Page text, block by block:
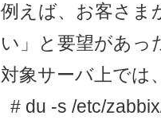
例えば、お客さま
い」と要望があっ
対象サーバ上では
# du -s /etc/